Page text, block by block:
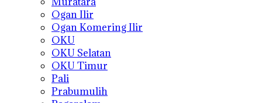
Ogan Ilir
Ogan Komering Ilir
OKU
OKU Selatan
OKU Timur
Pali
Prabumulih